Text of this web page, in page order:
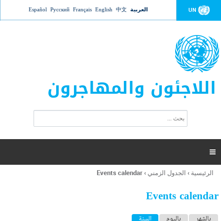
Jump to navigation UN العربية 中文
English
Français
Русский
Español
اللاجئون والمهاجرون
ت
ر
ل
ح
ب

أنت
هنا
الرئيسية › الجدول الزمني ›
Events calendar
Events calendar